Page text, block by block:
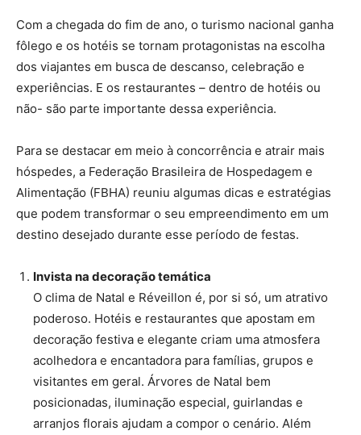
Com a chegada do fim de ano, o turismo nacional ganha
fôlego e os hotéis se tornam protagonistas na escolha
dos viajantes em busca de descanso, celebração e
experiências. E os restaurantes – dentro de hotéis ou
não- são parte importante dessa experiência.
Para se destacar em meio à concorrência e atrair mais
hóspedes, a Federação Brasileira de Hospedagem e
Alimentação (FBHA) reuniu algumas dicas e estratégias
que podem transformar o seu empreendimento em um
destino desejado durante esse período de festas.
Invista na decoração temática
O clima de Natal e Réveillon é, por si só, um atrativo
poderoso. Hotéis e restaurantes que apostam em
decoração festiva e elegante criam uma atmosfera
acolhedora e encantadora para famílias, grupos e
visitantes em geral. Árvores de Natal bem
posicionadas, iluminação especial, guirlandas e
arranjos florais ajudam a compor o cenário. Além